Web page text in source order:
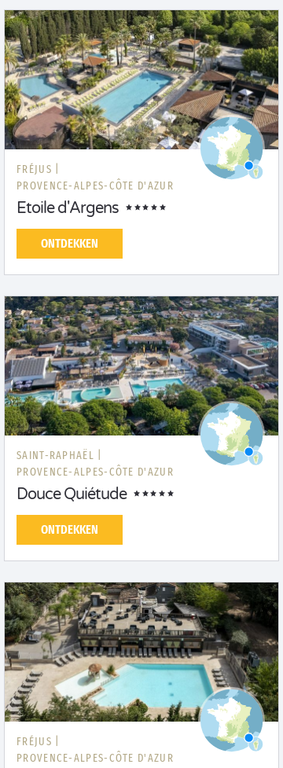
FRÉJUS |
PROVENCE-ALPES-CÔTE D'AZUR
Etoile d'Argens
ONTDEKKEN
SAINT-RAPHAËL |
PROVENCE-ALPES-CÔTE D'AZUR
Douce Quiétude
ONTDEKKEN
FRÉJUS |
PROVENCE-ALPES-CÔTE D'AZUR